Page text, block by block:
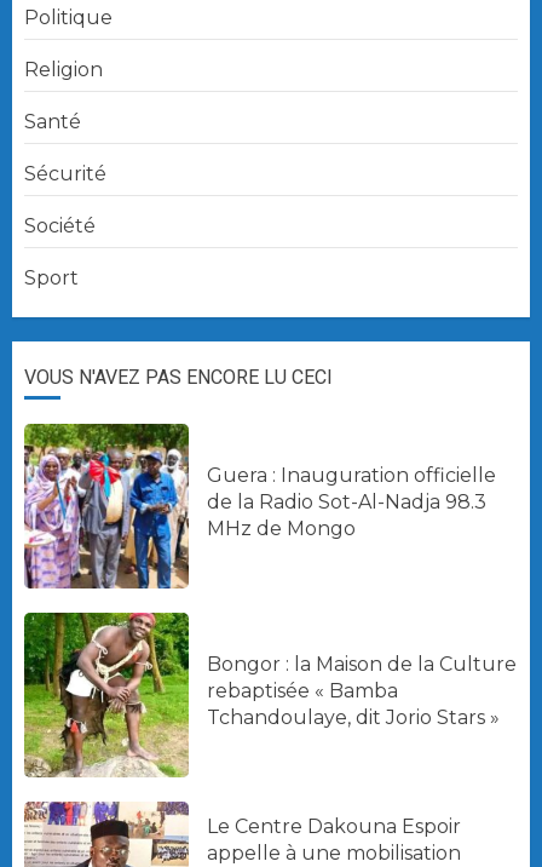
Politique
Religion
Santé
Sécurité
Société
Sport
VOUS N'AVEZ PAS ENCORE LU CECI
Guera : Inauguration officielle
de la Radio Sot-Al-Nadja 98.3
MHz de Mongo
Bongor : la Maison de la Culture
rebaptisée « Bamba
Tchandoulaye, dit Jorio Stars »
Le Centre Dakouna Espoir
appelle à une mobilisation